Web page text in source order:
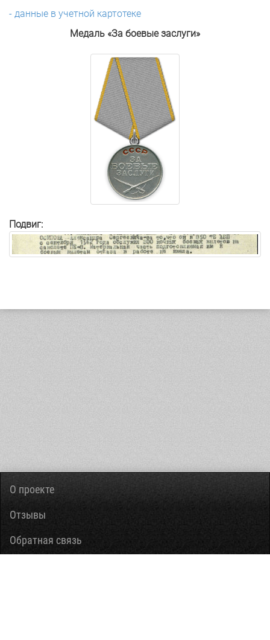
- данные в учетной картотеке
Медаль «За боевые заслуги»
Подвиг:
О проекте
Отзывы
Обратная связь